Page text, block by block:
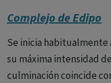
Complejo de Edipo
Se inicia habitualmente
su máxima intensidad
culminación coincide